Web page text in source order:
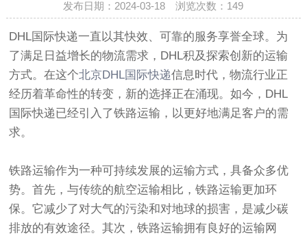
发布日期：2024-03-18 浏览次数： 149
DHL国际快递一直以其快效、可靠的服务享誉全球。为
了满足日益增长的物流需求，DHL积及探索创新的运输
方式。在这个北京DHL国际快递信息时代，物流行业正
经历着革命性的转变，新的选择正在涌现。如今，DHL
国际快递已经引入了铁路运输，以更好地满足客户的需
求。
铁路运输作为一种可持续发展的运输方式，具备众多优
势。首先，与传统的航空运输相比，铁路运输更加环
保。它减少了对大气的污染和对地球的损害，是减少碳
排放的有效途径。其次，铁路运输拥有良好的运输网